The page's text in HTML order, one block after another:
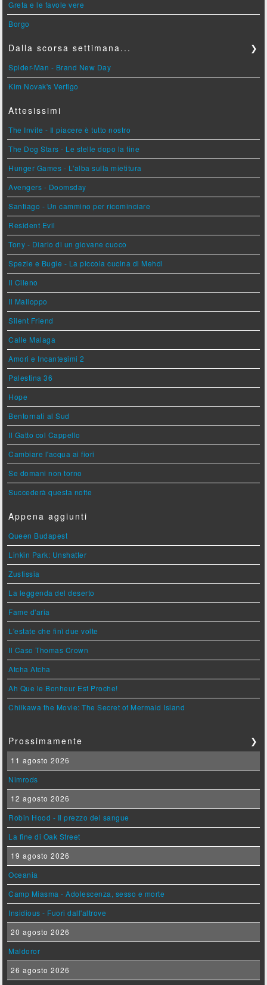
Greta e le favole vere
Borgo
Dalla scorsa settimana... ❯
Spider-Man - Brand New Day
Kim Novak's Vertigo
Attesissimi
The Invite - Il piacere è tutto nostro
The Dog Stars - Le stelle dopo la fine
Hunger Games - L'alba sulla mietitura
Avengers - Doomsday
Santiago - Un cammino per ricominciare
Resident Evil
Tony - Diario di un giovane cuoco
Spezie e Bugie - La piccola cucina di Mehdi
Il Cileno
Il Malloppo
Silent Friend
Calle Malaga
Amori e Incantesimi 2
Palestina 36
Hope
Bentornati al Sud
Il Gatto col Cappello
Cambiare l'acqua ai fiori
Se domani non torno
Succederà questa notte
Appena aggiunti
Queen Budapest
Linkin Park: Unshatter
Zustissia
La leggenda del deserto
Fame d'aria
L'estate che finì due volte
Il Caso Thomas Crown
Atcha Atcha
Ah Que le Bonheur Est Proche!
Chiikawa the Movie: The Secret of Mermaid Island
Prossimamente ❯
11 agosto 2026
Nimrods
12 agosto 2026
Robin Hood - Il prezzo del sangue
La fine di Oak Street
19 agosto 2026
Oceania
Camp Miasma - Adolescenza, sesso e morte
Insidious - Fuori dall'altrove
20 agosto 2026
Maldoror
26 agosto 2026